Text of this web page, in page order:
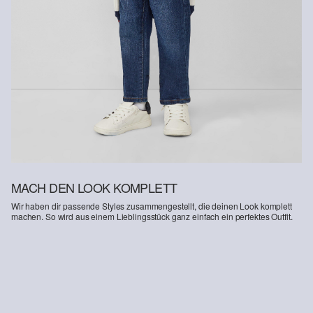
MACH DEN LOOK KOMPLETT
Wir haben dir passende Styles zusammengestellt, die deinen Look komplett
machen. So wird aus einem Lieblingsstück ganz einfach ein perfektes Outfit.